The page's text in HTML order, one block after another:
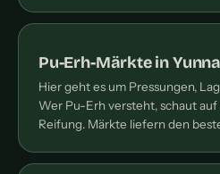
Pu-Erh-Märkte in
Hier geht es um Pressungen,
Wer Pu-Erh versteht, schaut
Reifung. Märkte liefern den